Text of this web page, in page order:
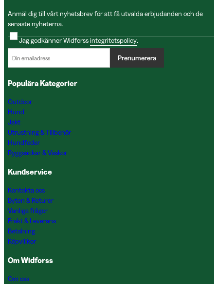
Anmäl dig till vårt nyhetsbrev för att få utvalda erbjudanden och de
senaste nyheterna.
Jag godkänner Widforssintegritetspolicy.
Prenumerera
Populära Kategorier
Outdoor
Hund
Jakt
Utrustning & Tillbehör
Hundfoder
Ryggsäckar & Väskor
Kundservice
Kontakta oss
Byten & Returer
Vanliga frågor
Frakt & Leverans
Betalning
Köpvillkor
Om Widforss
Om oss